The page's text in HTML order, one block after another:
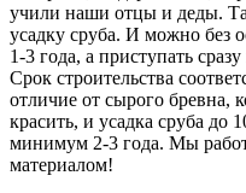
учили наши отцы и деды.
усадку сруба. И можно без
1-3 года, а приступать
Срок строительства
отличие от сырого бревна,
красить, и усадка сруба до
минимум 2-3 года. Мы
материалом!